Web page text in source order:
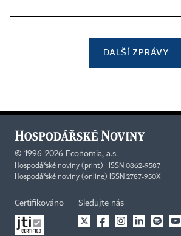
DALŠÍ ZPRÁVY
© 1996-2026 Economia, a.s.
Hospodářské noviny (print) ISSN 0862-9587
Hospodářské noviny (online) ISSN 2787-950X
Certifikováno Sledujte nás